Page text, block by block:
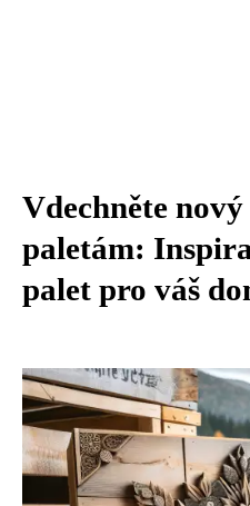
Vdechněte
paletám:
palet pro váš